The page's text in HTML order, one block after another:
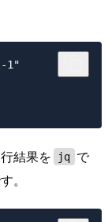
1"
結果を jq で
。